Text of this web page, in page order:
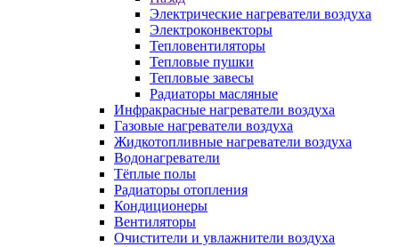
Электрические нагреватели воздуха
Электроконвекторы
Тепловентиляторы
Тепловые пушки
Тепловые завесы
Радиаторы масляные
Инфракрасные нагреватели воздуха
Газовые нагреватели воздуха
Жидкотопливные нагреватели воздуха
Водонагреватели
Тёплые полы
Радиаторы отопления
Кондиционеры
Вентиляторы
Очистители и увлажнители воздуха